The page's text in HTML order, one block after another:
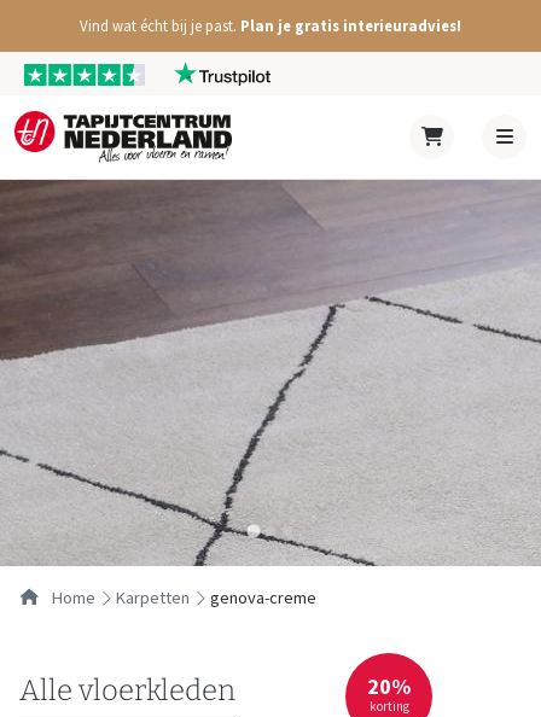
Vind wat écht bij je past. Plan je gratis interieuradvies!
Home karpetten genova-creme
Alle vloerkleden 20%
korting